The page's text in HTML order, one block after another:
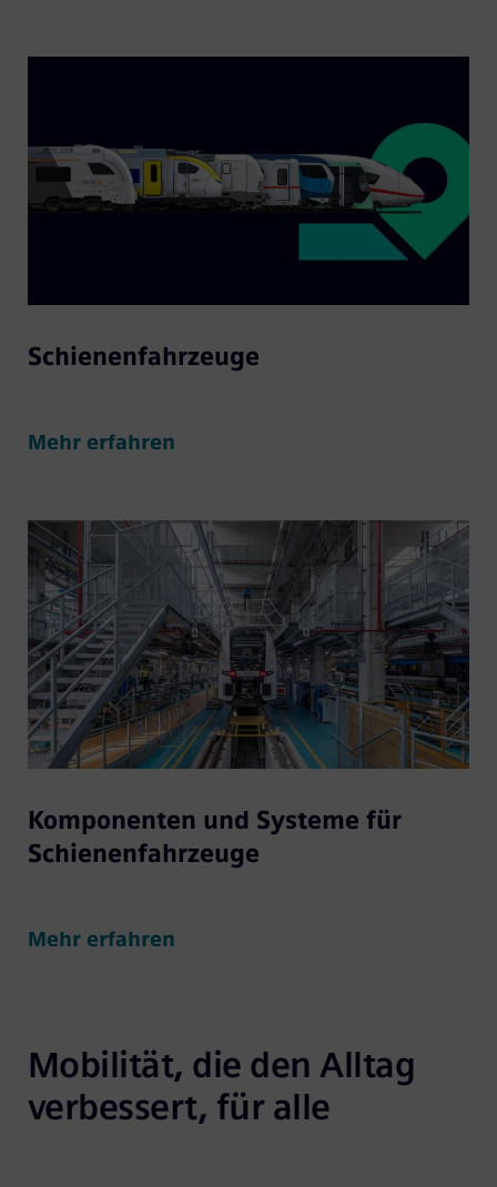
Schienenfahrzeuge
Mehr erfahren
Komponenten und Systeme für
Schienenfahrzeuge
Mehr erfahren
Mobilität, die den Alltag
verbessert, für alle